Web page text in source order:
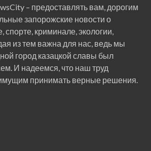
– предоставлять вам, дорогим
запорожские новости о
спорте, криминале, экологии,
из тем важна для нас, ведь мы
город казацкой славы был
И надеемся, что наш труд
принимать верные решения.